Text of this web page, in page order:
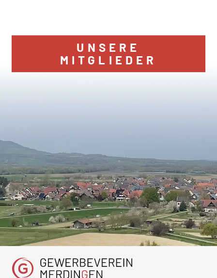
UNSERE
MITGLIEDER